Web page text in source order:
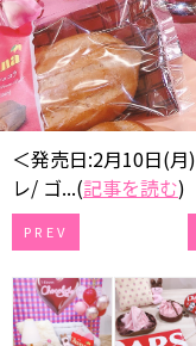
＜発売日:2月10日(
レ/ ゴ...(記事を読む)
PREV